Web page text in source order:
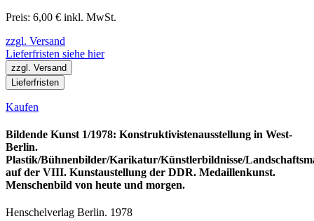
Preis: 6,00 € inkl. MwSt.
zzgl. Versand
Lieferfristen siehe hier
zzgl. Versand
Lieferfristen
Kaufen
Bildende Kunst 1/1978: Konstruktivistenausstellung in West-
Berlin.
Plastik/Bühnenbilder/Karikatur/Künstlerbildnisse/
auf der VIII. Kunstaustellung der DDR. Medaillenkunst.
Menschenbild von heute und morgen.
Henschelverlag Berlin. 1978